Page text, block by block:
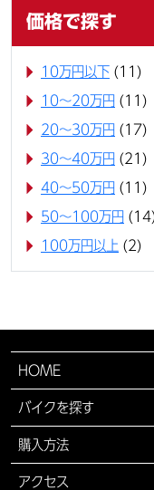
価格で探す
10万円以下 (11)
10〜20万円 (11)
20〜30万円 (17)
30〜40万円 (21)
40〜50万円 (11)
50〜100万円
100万円以上 (2)
HOME
バイクを探す
購入方法
アクセス